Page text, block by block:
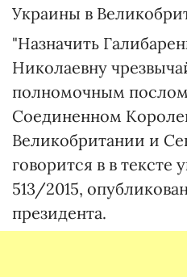
Украины в
"Назначить
Николаевну
полномочным
Соединенном
Великобритании и
говорится в в тексте
513/2015,
президента.